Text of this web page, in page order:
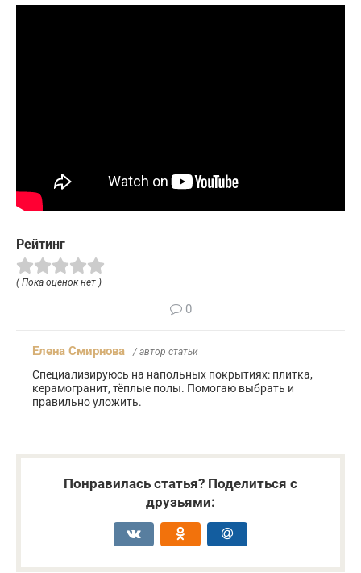
Рейтинг
( Пока оценок нет )
0
Елена Смирнова / автор статьи
Специализируюсь на напольных покрытиях: плитка,
керамогранит, тёплые полы. Помогаю выбрать и
правильно уложить.
Понравилась статья? Поделиться с
друзьями: